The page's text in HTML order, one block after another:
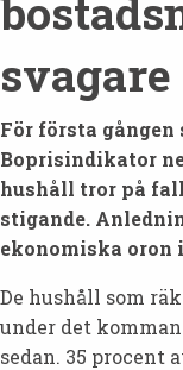
svagare
För första gången
Boprisindikator
hushåll tror på
stigande.
ekonomiska oron
De hushåll som
under det
sedan. 35 procent